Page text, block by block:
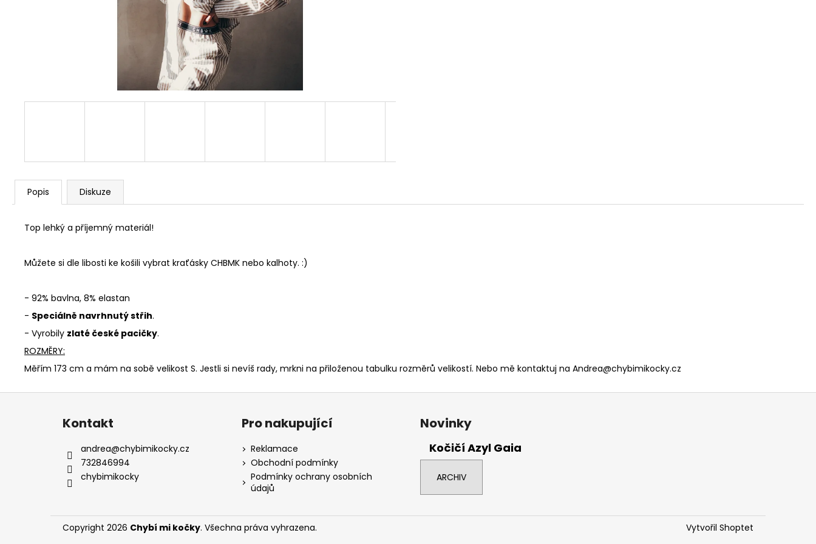
Popis Diskuze
Top lehký a příjemný materiál!
Můžete si dle libosti ke košili vybrat kraťásky CHBMK nebo kalhoty. :)
- 92% bavlna, 8% elastan
- Speciálně navrhnutý střih.
- Vyrobily zlaté české pacičky.
ROZMĚRY:
Měřím 173 cm a mám na sobě velikost S. Jestli si nevíš rady, mrkni na přiloženou tabulku rozměrů velikostí. Nebo mě kontaktuj na Andrea@chybimikocky.cz
Z
Kontakt
andrea@chybimikocky.cz
732846994
chybimikocky
Pro nakupující
Reklamace
Obchodní podmínky
Podmínky ochrany osobních
údajů
Novinky
Kočičí Azyl Gaia
ARCHIV
Vytvořil Shoptet
Copyright 2026 Chybí mi kočky. Všechna práva vyhrazena.